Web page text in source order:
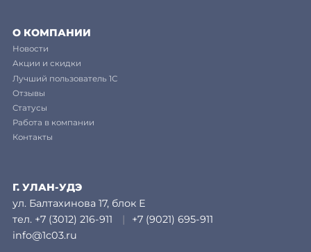
О КОМПАНИИ
Новости
Акции и скидки
Лучший пользователь 1С
Отзывы
Статусы
Работа в компании
Контакты
Г. УЛАН-УДЭ
ул. Балтахинова 17, блок Е
тел. +7 (3012) 216-911
+7 (9021) 695-911
info@1c03.ru